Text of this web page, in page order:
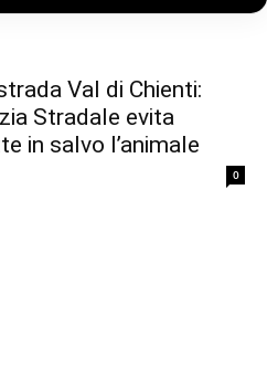
Val di Chienti:
Stradale evita
in salvo l’animale
0